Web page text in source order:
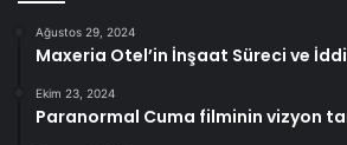
Ağustos 29, 2024
Maxeria Otel’in İnşaat Süreci ve
Ekim 23, 2024
Paranormal Cuma filminin vizyon